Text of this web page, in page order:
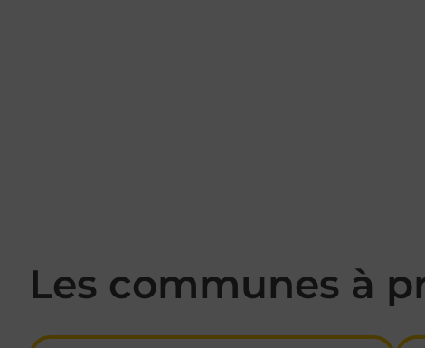
Les communes à